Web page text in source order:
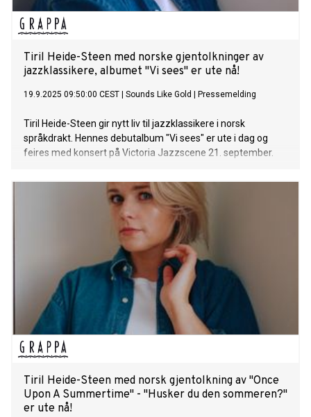
Tiril Heide-Steen med norske gjentolkninger av
jazzklassikere, albumet "Vi sees" er ute nå!
19.9.2025 09:50:00 CEST Sounds Like Gold Pressemelding
Tiril Heide-Steen gir nytt liv til jazzklassikere i norsk
språkdrakt. Hennes debutalbum "Vi sees" er ute i dag og
feires med konsert på Victoria Jazzscene 21. september.
Tiril Heide-Steen med norsk gjentolkning av "Once
Upon A Summertime" - "Husker du den sommeren?"
er ute nå!